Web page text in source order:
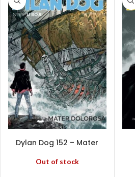
Dylan Dog 152 – Mater
Out of stock